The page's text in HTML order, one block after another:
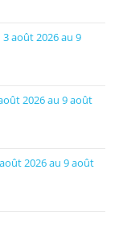
août 2026 au 9
2026 au 9 août
2026 au 9 août